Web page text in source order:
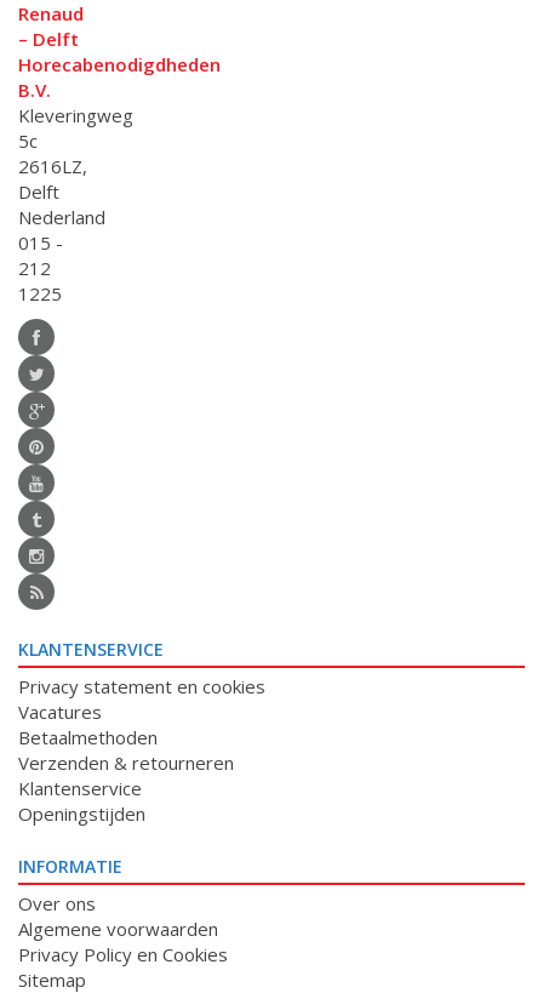
Renaud
– Delft
Horecabenodigdheden
B.V.
Kleveringweg
5c
2616LZ,
Delft
Nederland
015 -
212
1225
KLANTENSERVICE
Privacy statement en cookies
Vacatures
Betaalmethoden
Verzenden & retourneren
Klantenservice
Openingstijden
INFORMATIE
Over ons
Algemene voorwaarden
Privacy Policy en Cookies
Sitemap